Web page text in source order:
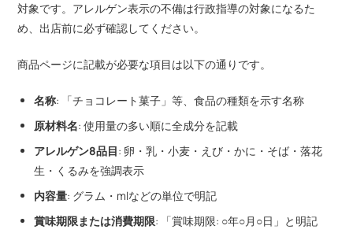
対象です。アレルゲン表示の不備は行政指導の対象になるた
め、出店前に必ず確認してください。
商品ページに記載が必要な項目は以下の通りです。
名称: 「チョコレート菓子」等、食品の種類を示す名称
原材料名: 使用量の多い順に全成分を記載
アレルゲン8品目: 卵・乳・小麦・えび・かに・そば・落花
生・くるみを強調表示
内容量: グラム・mlなどの単位で明記
賞味期限または消費期限: 「賞味期限: ○年○月○日」と明記